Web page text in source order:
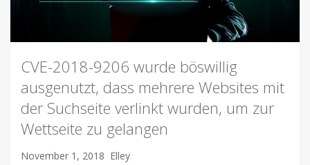
CVE-2018-9206 wurde böswillig
ausgenutzt, dass mehrere Websites mit
der Suchseite verlinkt wurden, um zur
Wettseite zu gelangen
November 1, 2018 Elley